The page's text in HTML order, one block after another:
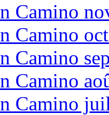
Camino
Camino
Camino
Camino
Camino